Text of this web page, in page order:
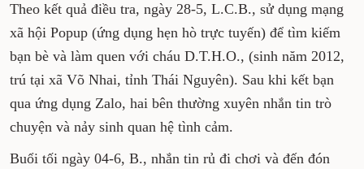
Theo kết quả điều tra, ngày 28-5, L.C.B., sử dụng mạng
xã hội Popup (ứng dụng hẹn hò trực tuyến) để tìm kiếm
bạn bè và làm quen với cháu D.T.H.O., (sinh năm 2012,
trú tại xã Võ Nhai, tỉnh Thái Nguyên). Sau khi kết bạn
qua ứng dụng Zalo, hai bên thường xuyên nhắn tin trò
chuyện và nảy sinh quan hệ tình cảm.
Buổi tối ngày 04-6, B., nhắn tin rủ đi chơi và đến đón